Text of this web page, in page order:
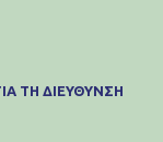
ΤΗ ΔΙΕΥΘΥΝΣΗ